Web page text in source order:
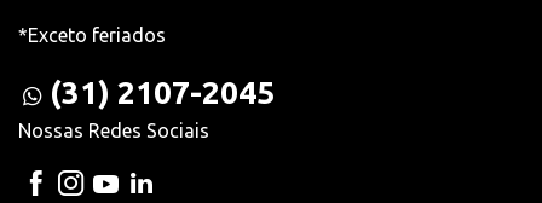
*Exceto feriados
(31) 2107-2045
Nossas Redes Sociais